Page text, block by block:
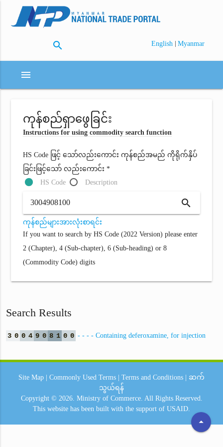
search English | Myanmar
menu
ကုန်စည်ရှာဖွေခြင်း
Instructions for using commodity search function
HS Code ဖြင့် သော်လည်းကောင်း ကုန်စည်အမည် ကိုရိုက်နှိပ်
ခြင်းဖြင့်သော် လည်းကောင်း *
HS Code
Description
search
ကုန်စည်များအားလုံးစာရင်း
If you want to search by HS Code (2022 Version) please enter
2 (Chapter), 4 (Sub-chapter), 6 (Sub-heading) or 8
(Commodity Code) digits
Search Results
3 0 0 4 9 0 8 1 0 0 - - - - Containing deferoxamine, for injection
arrow_drop_up
Site Map Commonly Used Terms Terms and Conditions
ဆက်
သွယ်ရန်
Copyright © 2026. Ministry of Commerce. All Rights Reserved.
This website has been built with the support of USAID.